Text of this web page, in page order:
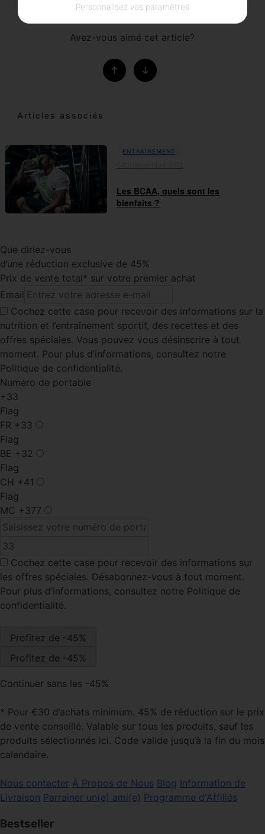
Avez-vous aimé cet article?
Articles associés
ENTRAINEMENT
Les BCAA, quels sont les
bienfaits ?
Que diriez-vous
d’une réduction exclusive de 45%
Prix de vente total* sur votre premier achat
Email
Cochez cette case pour recevoir des informations sur la
nutrition et l’entraînement sportif, des recettes et des
offres spéciales. Vous pouvez vous désinscrire à tout
moment. Pour plus d’informations, consultez notre
Politique de confidentialité.
Numéro de portable
+33
Flag
FR +33
Flag
BE +32
Flag
CH +41
Flag
MC +377
Cochez cette case pour recevoir des informations sur
les offres spéciales. Désabonnez-vous à tout moment.
Pour plus d’informations, consultez notre Politique de
confidentialité.
Continuer sans les -45%
* Pour €30 d’achats minimum. 45% de réduction sur le prix
de vente conseillé. Valable sur tous les produits, sauf les
produits sélectionnés ici. Code valide jusqu’à la fin du mois
calendaire.
Nous contacter À Propos de Nous Blog Information de
Livraison Parrainer un(e) ami(e) Programme d'Affiliés
Bestseller
Personnalisez vos paramètres